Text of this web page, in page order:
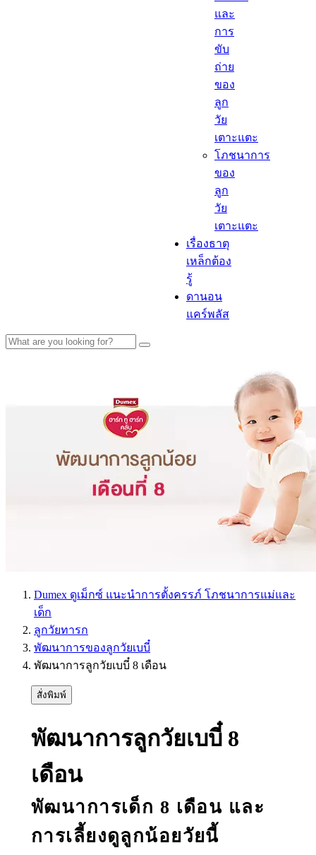
และ
การ
ขับ
ถ่าย
ของ
ลูก
วัย
เตาะแตะ
โภชนาการ
ของ
ลูก
วัย
เตาะแตะ
เรื่องธาตุ
เหล็กต้อง
รู้​
ดานอน
แคร์พลัส
Dumex ดูเม็กซ์ แนะนำการตั้งครรภ์ โภชนาการแม่และ
เด็ก
ลูกวัยทารก
พัฒนาการของลูกวัยเบบี๋
พัฒนาการลูกวัยเบบี๋ 8 เดือน
สั่งพิมพ์
พัฒนาการลูกวัยเบบี๋ 8
เดือน
พัฒนาการเด็ก 8 เดือน และ
การเลี้ยงดูลูกน้อยวัยนี้